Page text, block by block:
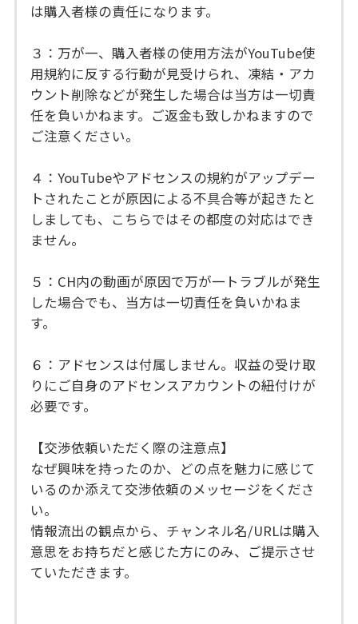
は購入者様の責任になります。
３：万が一、購入者様の使用方法がYouTube使
用規約に反する行動が見受けられ、凍結・アカ
ウント削除などが発生した場合は当方は一切責
任を負いかねます。ご返金も致しかねますので
ご注意ください。
４：YouTubeやアドセンスの規約がアップデー
トされたことが原因による不具合等が起きたと
しましても、こちらではその都度の対応はでき
ません。
５：CH内の動画が原因で万が一トラブルが発生
した場合でも、当方は一切責任を負いかねま
す。
６：アドセンスは付属しません。収益の受け取
りにご自身のアドセンスアカウントの紐付けが
必要です。
【交渉依頼いただく際の注意点】
なぜ興味を持ったのか、どの点を魅力に感じて
いるのか添えて交渉依頼のメッセージをくださ
い。
情報流出の観点から、チャンネル名/URLは購入
意思をお持ちだと感じた方にのみ、ご提示させ
ていただきます。